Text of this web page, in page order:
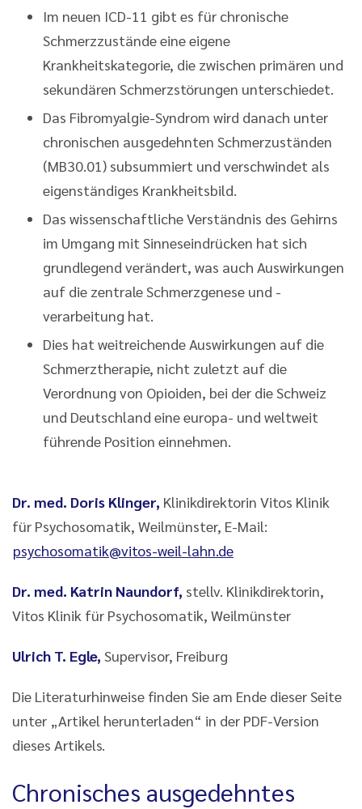
Im neuen ICD-11 gibt es für chronische
Schmerzzustände eine eigene
Krankheitskategorie, die zwischen primären und
sekundären Schmerzstörungen unterschiedet.
Das Fibromyalgie-Syndrom wird danach unter
chronischen ausgedehnten Schmerzuständen
(MB30.01) subsummiert und verschwindet als
eigenständiges Krankheitsbild.
Das wissenschaftliche Verständnis des Gehirns
im Umgang mit Sinneseindrücken hat sich
grundlegend verändert, was auch Auswirkungen
auf die zentrale Schmerzgenese und -
verarbeitung hat.
Dies hat weitreichende Auswirkungen auf die
Schmerztherapie, nicht zuletzt auf die
Verordnung von Opioiden, bei der die Schweiz
und Deutschland eine europa- und weltweit
führende Position einnehmen.
Dr. med. Doris Klinger, Klinikdirektorin Vitos Klinik
für Psychosomatik, Weilmünster, E-Mail:
psychosomatik@vitos-weil-lahn.de
Dr. med. Katrin Naundorf, stellv. Klinikdirektorin,
Vitos Klinik für Psychosomatik, Weilmünster
Ulrich T. Egle, Supervisor, Freiburg
Die Literaturhinweise finden Sie am Ende dieser Seite
unter „Artikel herunterladen“ in der PDF-Version
dieses Artikels.
Chronisches ausgedehntes